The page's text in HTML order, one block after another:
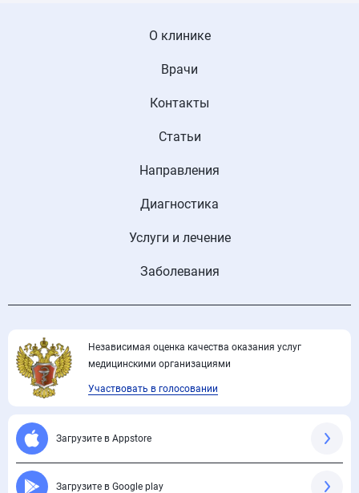
Независимая оценка качества оказания услуг
медицинскими организациями
Участвовать в голосовании
Загрузите в Appstore
Загрузите в Google play
О клинике
Врачи
Контакты
Статьи
Направления
Диагностика
Услуги и лечение
Заболевания